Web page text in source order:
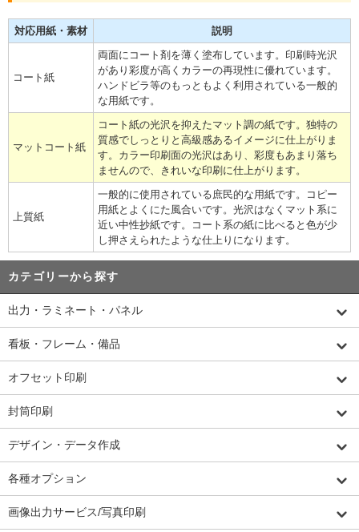
対応用紙・素材 説明
コート紙
両面にコート剤を薄く塗布しています。印刷時光沢
があり彩度が高くカラーの再現性に優れています。
ハンドビラ等のもっともよく利用されている一般的
な用紙です。
マットコート紙
コート紙の光沢を抑えたマット調の紙です。独特の
質感でしっとりと高級感あるイメージに仕上がりま
す。カラー印刷面の光沢はあり、彩度もあまり落ち
ませんので、きれいな印刷に仕上がります。
上質紙
一般的に使用されている庶民的な用紙です。コピー
用紙とよくにた風合いです。光沢はなくマット系に
近い中性抄紙です。コート系の紙に比べると色が少
し押さえられたような仕上りになります。
カテゴリーから探す
出力・ラミネート・パネル
看板・フレーム・備品
オフセット印刷
封筒印刷
デザイン・データ作成
各種オプション
画像出力サービス/写真印刷